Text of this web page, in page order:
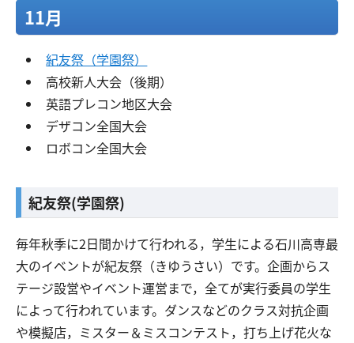
11月
紀友祭（学園祭）
高校新人大会（後期）
英語プレコン地区大会
デザコン全国大会
ロボコン全国大会
紀友祭(学園祭)
毎年秋季に2日間かけて行われる，学生による石川高専最
大のイベントが紀友祭（きゆうさい）です。企画からス
テージ設営やイベント運営まで，全てが実行委員の学生
によって行われています。ダンスなどのクラス対抗企画
や模擬店，ミスター＆ミスコンテスト，打ち上げ花火な